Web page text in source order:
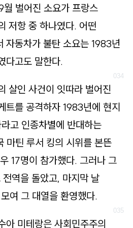
월 벌어진 소요가 프랑스
저항 중 하나였다. 어떤
자동차가 불탄 소요는 1983년
다고도 말한다.
살인 사건이 잇따라 벌어진
트를 공격하자 1983년에 현지
고 인종차별에 반대하는
마틴 루서 킹의 시위를 본뜬
17명이 참가했다. 그러나 그
역을 돌았고, 마지막 날
여 그 대열을 환영했다.
아 미테랑은 사회민주주의